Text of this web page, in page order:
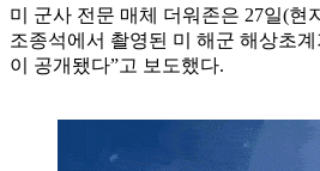
미 군사 전문 매체 더워존은 27일(현
조종석에서 촬영된 미 해군 해상초
이 공개됐다”고 보도했다.